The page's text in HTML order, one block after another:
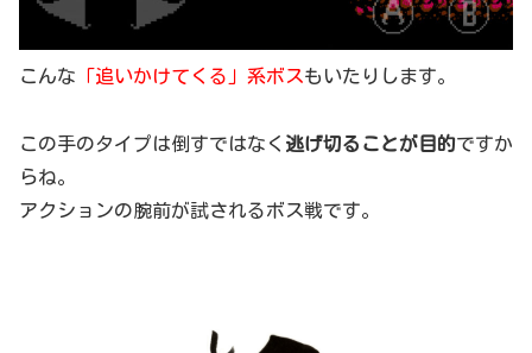
こんな 「追いかけてくる」系ボスもいたりします。
この手のタイプは倒すではなく 逃げ切ることが目的ですか
らね。
アクションの腕前が試されるボス戦です。